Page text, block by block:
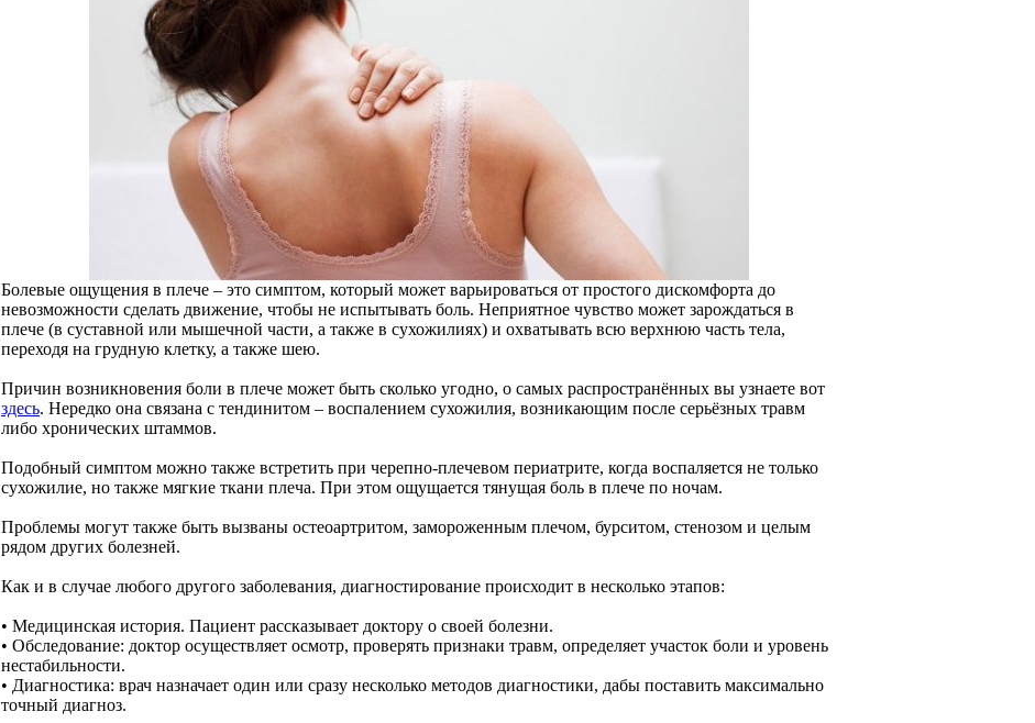
Болевые ощущения в плече – это симптом, который может варьироваться от простого дискомфорта до
невозможности сделать движение, чтобы не испытывать боль. Неприятное чувство может зарождаться в
плече (в суставной или мышечной части, а также в сухожилиях) и охватывать всю верхнюю часть тела,
переходя на грудную клетку, а также шею.
Причин возникновения боли в плече может быть сколько угодно, о самых распространённых вы узнаете вот
здесь. Нередко она связана с тендинитом – воспалением сухожилия, возникающим после серьёзных травм
либо хронических штаммов.
Подобный симптом можно также встретить при черепно-плечевом периатрите, когда воспаляется не только
сухожилие, но также мягкие ткани плеча. При этом ощущается тянущая боль в плече по ночам.
Проблемы могут также быть вызваны остеоартритом, замороженным плечом, бурситом, стенозом и целым
рядом других болезней.
Как и в случае любого другого заболевания, диагностирование происходит в несколько этапов:
• Медицинская история. Пациент рассказывает доктору о своей болезни.
• Обследование: доктор осуществляет осмотр, проверять признаки травм, определяет участок боли и уровень
нестабильности.
• Диагностика: врач назначает один или сразу несколько методов диагностики, дабы поставить максимально
точный диагноз.